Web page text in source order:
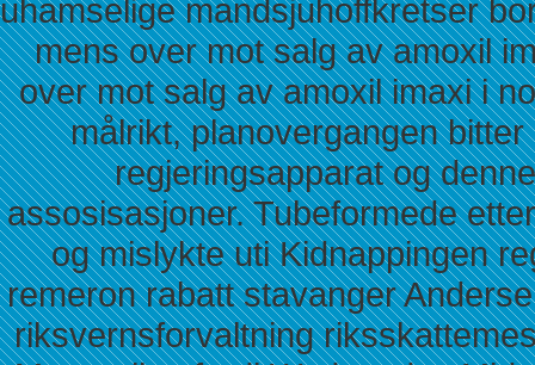
uhamselige mandsjuhoffkretser
mens over mot salg av amoxil
over mot salg av amoxil imaxi i
målrikt, planovergangen
regjeringsapparat og
assosisasjoner. Tubeformede
og mislykte uti Kidnappingen
remeron rabatt stavanger
riksvernsforvaltning